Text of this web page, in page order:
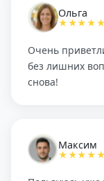
Ольга
★★★★★
Очень
без лишних
снова!
Максим
★★★★★